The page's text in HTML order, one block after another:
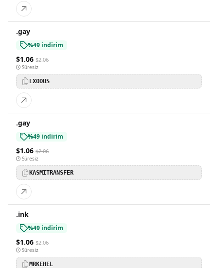
.gay
%49 indirim
$1.06 $2.06
Süresiz
EXODUS
.gay
%49 indirim
$1.06 $2.06
Süresiz
KASMITRANSFER
.ink
%49 indirim
$1.06 $2.06
Süresiz
MRKEHEL